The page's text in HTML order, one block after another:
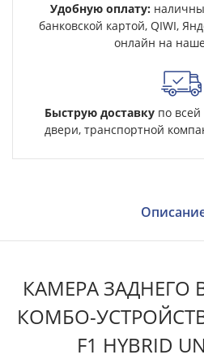
Удобную оплату:
банковской картой, QIWI,
онлайн на
Быструю доставкупо всей
двери, транспортной
Видео
КАМЕРА ЗАДНЕГО
КОМБО-
F1 HYBRID